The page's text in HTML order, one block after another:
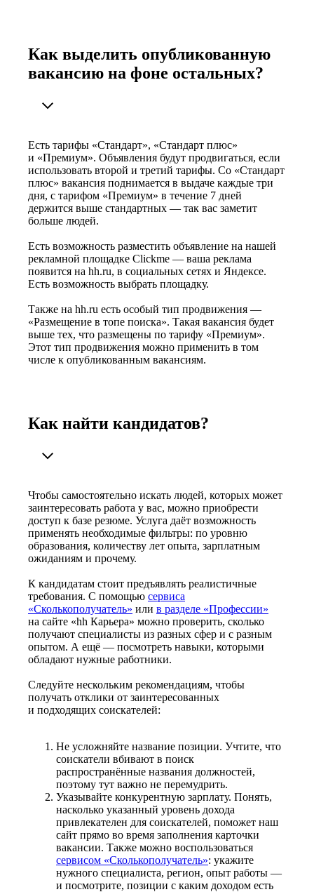
Как выделить опубликованную
вакансию на фоне остальных?
Есть тарифы «Стандарт», «Стандарт плюс»
и «Премиум». Объявления будут продвигаться, если
использовать второй и третий тарифы. Со «Стандарт
плюс» вакансия поднимается в выдаче каждые три
дня, с тарифом «Премиум» в течение 7 дней
держится выше стандартных — так вас заметит
больше людей.
Есть возможность разместить объявление на нашей
рекламной площадке Clickme — ваша реклама
появится на hh.ru, в социальных сетях и Яндексе.
Есть возможность выбрать площадку.
Также на hh.ru есть особый тип продвижения —
«Размещение в топе поиска». Такая вакансия будет
выше тех, что размещены по тарифу «Премиум».
Этот тип продвижения можно применить в том
числе к опубликованным вакансиям.
Как найти кандидатов?
Чтобы самостоятельно искать людей, которых может
заинтересовать работа у вас, можно приобрести
доступ к базе резюме. Услуга даёт возможность
применять необходимые фильтры: по уровню
образования, количеству лет опыта, зарплатным
ожиданиям и прочему.
К кандидатам стоит предъявлять реалистичные
требования. С помощью сервиса
«Сколькополучатель» или в разделе «Профессии»
на сайте «hh Карьера» можно проверить, сколько
получают специалисты из разных сфер и с разным
опытом. А ещё — посмотреть навыки, которыми
обладают нужные работники.
Следуйте нескольким рекомендациям, чтобы
получать отклики от заинтересованных
и подходящих соискателей:
Не усложняйте название позиции. Учтите, что
соискатели вбивают в поиск
распространённые названия должностей,
поэтому тут важно не перемудрить.
Указывайте конкурентную зарплату. Понять,
насколько указанный уровень дохода
привлекателен для соискателей, поможет наш
сайт прямо во время заполнения карточки
вакансии. Также можно воспользоваться
сервисом «Сколькополучатель»: укажите
нужного специалиста, регион, опыт работы —
и посмотрите, позиции с каким доходом есть